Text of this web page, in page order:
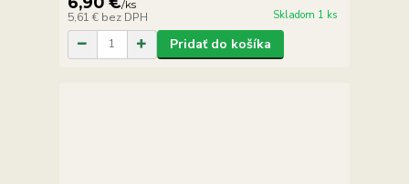
/ks
5,61 € bez DPH Skladom 1 ks
Pridať do košíka